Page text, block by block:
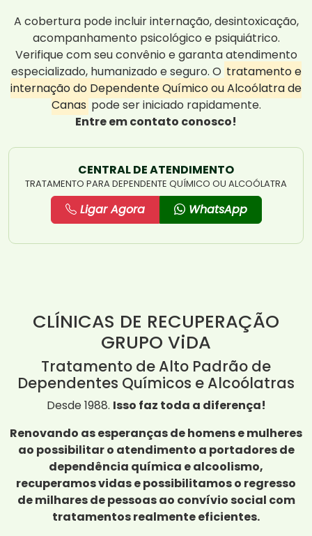
A cobertura pode incluir internação, desintoxicação,
acompanhamento psicológico e psiquiátrico.
Verifique com seu convênio e garanta atendimento
especializado, humanizado e seguro. O tratamento e
internação do Dependente Químico ou Alcoólatra de
Canas pode ser iniciado rapidamente.
Entre em contato conosco!
CENTRAL DE ATENDIMENTO
TRATAMENTO PARA DEPENDENTE QUÍMICO OU ALCOÓLATRA
Ligar Agora WhatsApp
CLÍNICAS DE RECUPERAÇÃO
GRUPO ViDA
Tratamento de Alto Padrão de
Dependentes Químicos e Alcoólatras
Desde 1988. Isso faz toda a diferença!
Renovando as esperanças de homens e mulheres
ao possibilitar o atendimento a portadores de
dependência química e alcoolismo,
recuperamos vidas e possibilitamos o regresso
de milhares de pessoas ao convívio social com
tratamentos realmente eficientes.